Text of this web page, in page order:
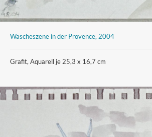
Wäscheszene in der Provence, 2004
Grafit, Aquarell je 25,3 x 16,7 cm